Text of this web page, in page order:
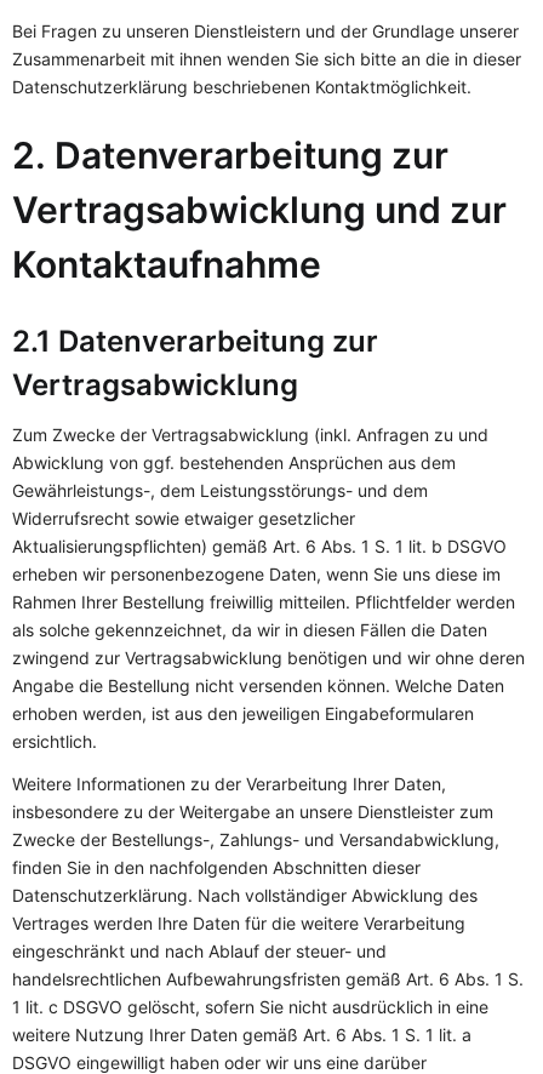
Bei Fragen zu unseren Dienstleistern und der Grundlage unserer
Zusammenarbeit mit ihnen wenden Sie sich bitte an die in dieser
Datenschutzerklärung beschriebenen Kontaktmöglichkeit.
2. Datenverarbeitung zur
Vertragsabwicklung und zur
Kontaktaufnahme
2.1 Datenverarbeitung zur
Vertragsabwicklung
Zum Zwecke der Vertragsabwicklung (inkl. Anfragen zu und
Abwicklung von ggf. bestehenden Ansprüchen aus dem
Gewährleistungs-, dem Leistungsstörungs- und dem
Widerrufsrecht sowie etwaiger gesetzlicher
Aktualisierungspflichten) gemäß Art. 6 Abs. 1 S. 1 lit. b DSGVO
erheben wir personenbezogene Daten, wenn Sie uns diese im
Rahmen Ihrer Bestellung freiwillig mitteilen. Pflichtfelder werden
als solche gekennzeichnet, da wir in diesen Fällen die Daten
zwingend zur Vertragsabwicklung benötigen und wir ohne deren
Angabe die Bestellung nicht versenden können. Welche Daten
erhoben werden, ist aus den jeweiligen Eingabeformularen
ersichtlich.
Weitere Informationen zu der Verarbeitung Ihrer Daten,
insbesondere zu der Weitergabe an unsere Dienstleister zum
Zwecke der Bestellungs-, Zahlungs- und Versandabwicklung,
finden Sie in den nachfolgenden Abschnitten dieser
Datenschutzerklärung. Nach vollständiger Abwicklung des
Vertrages werden Ihre Daten für die weitere Verarbeitung
eingeschränkt und nach Ablauf der steuer- und
handelsrechtlichen Aufbewahrungsfristen gemäß Art. 6 Abs. 1 S.
1 lit. c DSGVO gelöscht, sofern Sie nicht ausdrücklich in eine
weitere Nutzung Ihrer Daten gemäß Art. 6 Abs. 1 S. 1 lit. a
DSGVO eingewilligt haben oder wir uns eine darüber